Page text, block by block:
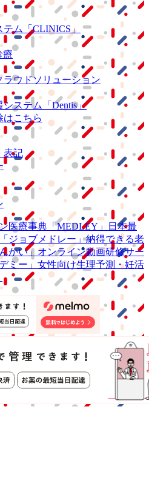
テム
「CLINICS」
療
ウドソリューション
システム
「Dentis」
はこちら
表記
医療事典 「MEDLEY」
日本最
「ジョブメドレー」納得できる老
かい」 オンライン動画研修サー
ミー」 女性向け生理予測・妊活